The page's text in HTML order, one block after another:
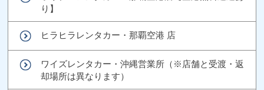
り】
ヒラヒラレンタカー・那覇空港 店
ワイズレンタカー・沖縄営業所（※店舗と受渡・返
却場所は異なります）